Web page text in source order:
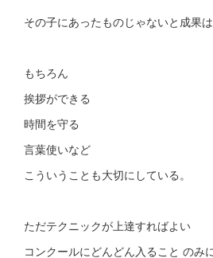
その子にあったものじゃないと成果
もちろん
挨拶ができる
時間を守る
言葉使いなど
こういうことも大切にしている。
ただテクニックが上達すればよい
コンクールにどんどん入ること のみ